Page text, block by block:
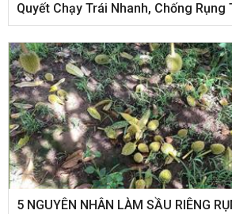
Quyết Chạy Trái Nhanh, Chống Rụng
5 NGUYÊN NHÂN LÀM SẦU RIÊNG